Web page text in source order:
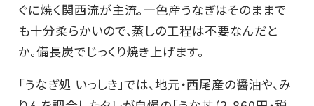
ぐに焼く関西流が主流。一色産うなぎはそのままで
も十分柔らかいので、蒸しの工程は不要なんだと
か。備長炭でじっくり焼き上げます。
「うなぎ処 いっしき」では、地元・西尾産の醤油や、み